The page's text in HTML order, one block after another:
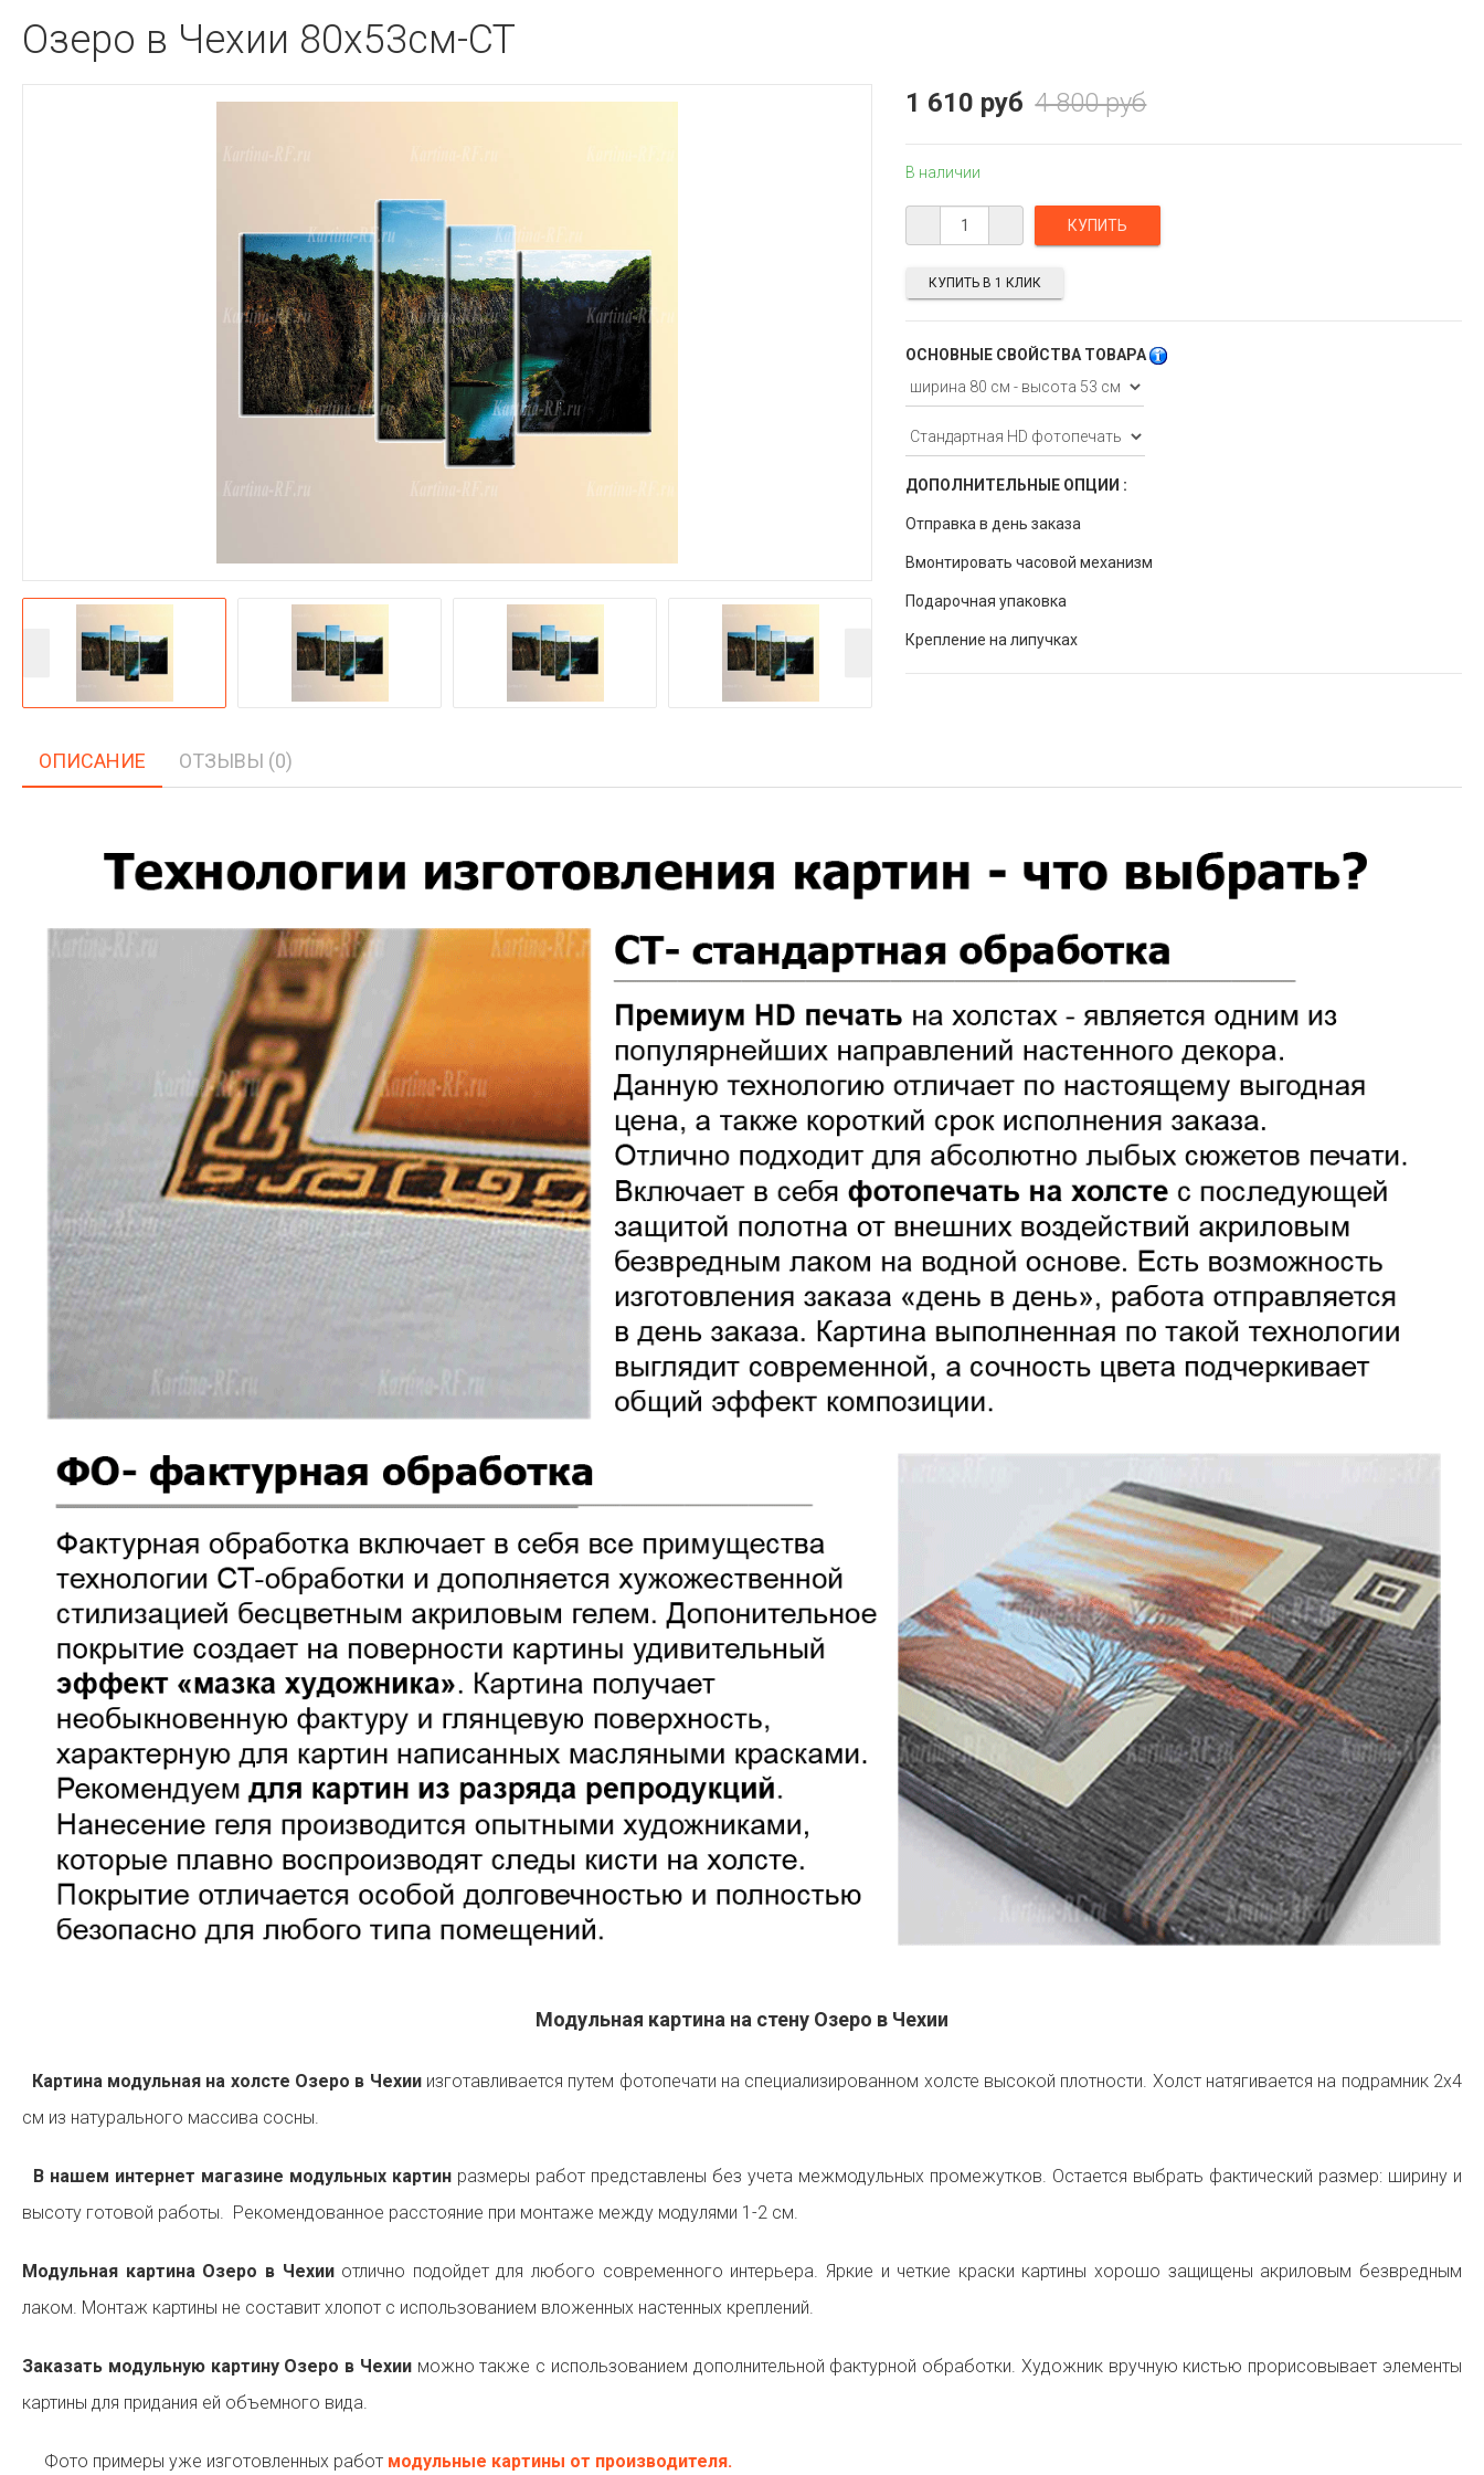
Озеро в Чехии 80x53см-CT
4 800 руб
1 610 руб
В наличии
ОСНОВНЫЕ СВОЙСТВА ТОВАРА
ДОПОЛНИТЕЛЬНЫЕ ОПЦИИ :
Отправка в день заказа
Вмонтировать часовой механизм
Подарочная упаковка
Крепление на липучках
КУПИТЬ В 1 КЛИК
ОПИСАНИЕ ОТЗЫВЫ (0)
Модульная картина на стену Озеро в Чехии
Картина модульная на холсте Озеро в Чехииизготавливается путем фотопечати на специализированном холсте высокой плотности. Холст натягивается на подрамник 2х4
см из натурального массива сосны.
В нашем интернет магазине модульных картин размеры работ представлены без учета межмодульных промежутков. Остается выбрать фактический размер: ширину и
высоту готовой работы. Рекомендованное расстояние при монтаже между модулями 1-2 см.
Модульная картина Озеро в Чехииотлично подойдет для любого современного интерьера. Яркие и четкие краски картины хорошо защищены акриловым безвредным
лаком. Монтаж картины не составит хлопот с использованием вложенных настенных креплений.
Заказать модульную картину Озеро в Чехииможно также с использованием дополнительной фактурной обработки. Художник вручную кистью прорисовывает элементы
картины для придания ей объемного вида.
Фото примеры уже изготовленных работ модульные картины от производителя.